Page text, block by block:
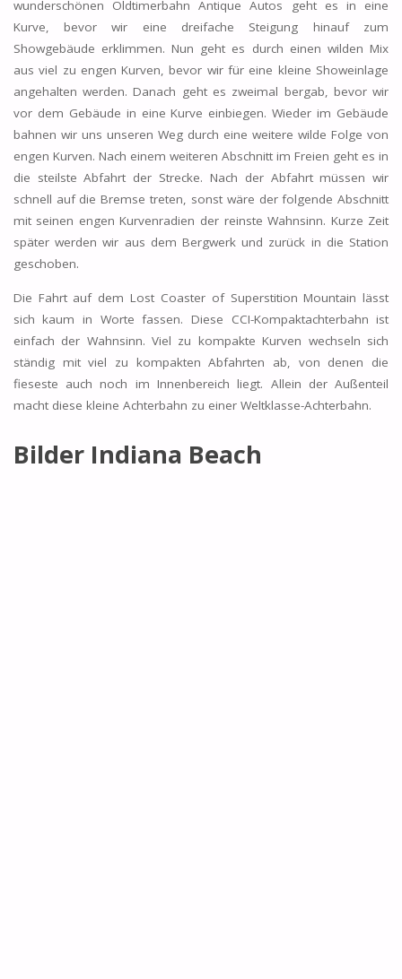
wunderschönen Oldtimerbahn Antique Autos geht es in eine
Kurve, bevor wir eine dreifache Steigung hinauf zum
Showgebäude erklimmen. Nun geht es durch einen wilden Mix
aus viel zu engen Kurven, bevor wir für eine kleine Showeinlage
angehalten werden. Danach geht es zweimal bergab, bevor wir
vor dem Gebäude in eine Kurve einbiegen. Wieder im Gebäude
bahnen wir uns unseren Weg durch eine weitere wilde Folge von
engen Kurven. Nach einem weiteren Abschnitt im Freien geht es in
die steilste Abfahrt der Strecke. Nach der Abfahrt müssen wir
schnell auf die Bremse treten, sonst wäre der folgende Abschnitt
mit seinen engen Kurvenradien der reinste Wahnsinn. Kurze Zeit
später werden wir aus dem Bergwerk und zurück in die Station
geschoben.
Die Fahrt auf dem Lost Coaster of Superstition Mountain lässt
sich kaum in Worte fassen. Diese CCI-Kompaktachterbahn ist
einfach der Wahnsinn. Viel zu kompakte Kurven wechseln sich
ständig mit viel zu kompakten Abfahrten ab, von denen die
fieseste auch noch im Innenbereich liegt. Allein der Außenteil
macht diese kleine Achterbahn zu einer Weltklasse-Achterbahn.
Bilder Indiana Beach